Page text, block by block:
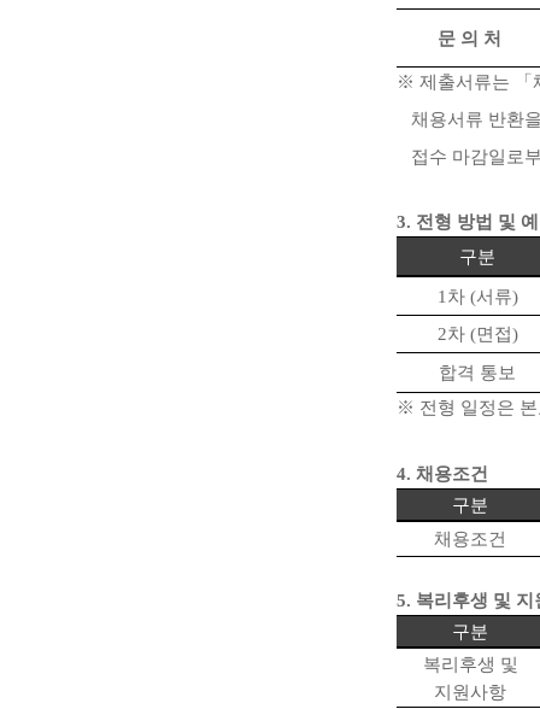
문 의 처
※ 제출서류는 「
채용서류 반환
접수 마감일로
3. 전형 방법 및
구분
1차 (서류)
2차 (면접)
합격 통보
※ 전형 일정은
4. 채용조건
구분
채용조건
5. 복리후생 및 지
구분
복리후생 및
지원사항